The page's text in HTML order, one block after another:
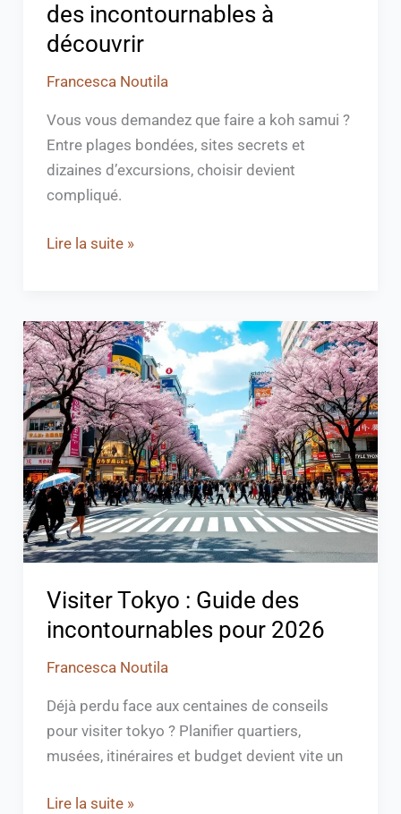
des incontournables à
découvrir
Francesca Noutila
Vous vous demandez que faire a koh samui ?
Entre plages bondées, sites secrets et
dizaines d’excursions, choisir devient
compliqué.
Lire la suite »
Visiter Tokyo : Guide des
incontournables pour 2026
Francesca Noutila
Déjà perdu face aux centaines de conseils
pour visiter tokyo ? Planifier quartiers,
musées, itinéraires et budget devient vite un
Visiter
Tokyo
:
Guide
des
incontournables
pour
2026
Lire la suite »